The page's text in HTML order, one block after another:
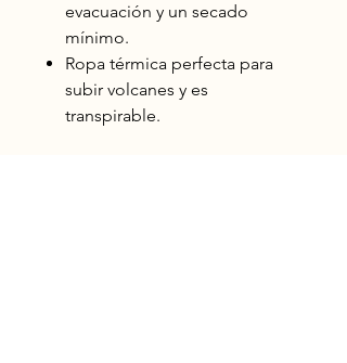
evacuación y un secado
mínimo.
Ropa térmica perfecta para
subir volcanes y es
transpirable.